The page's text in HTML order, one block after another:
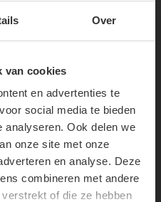
Over
van cookies
en advertenties te
social media te bieden
analyseren. Ook delen we
onze site met onze
en analyse. Deze
combineren met andere
of die ze hebben
& GET
FIRST
new drops or exclusive